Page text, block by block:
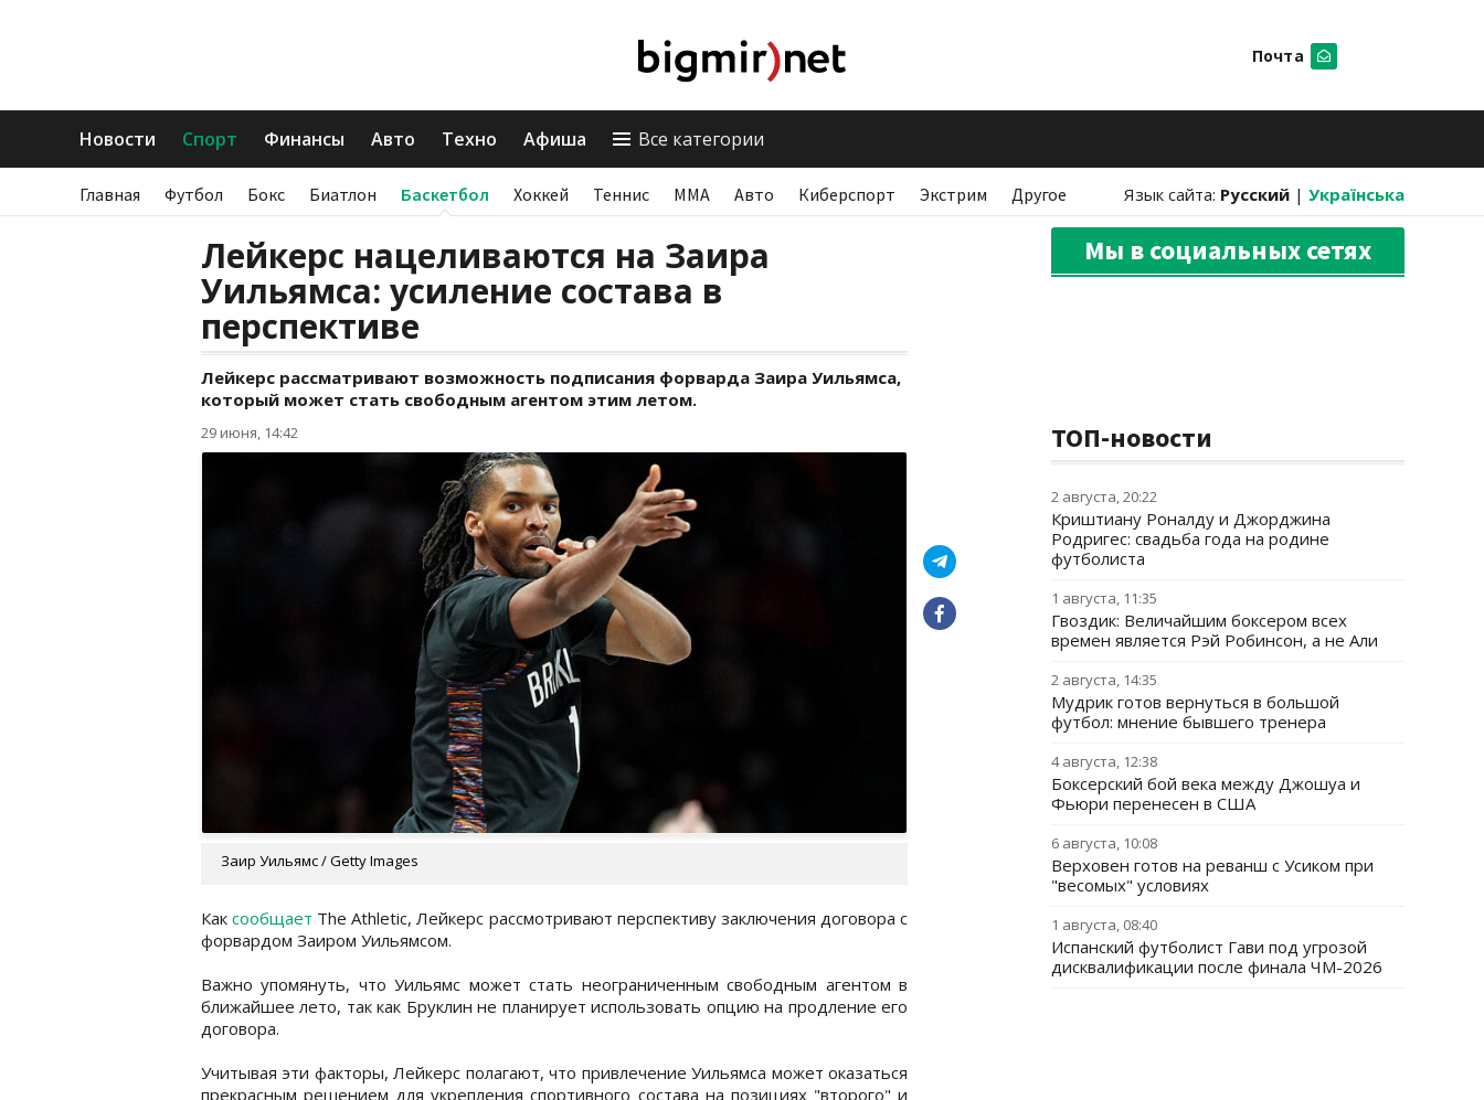
Почта
Новости Спорт Финансы Авто Техно Афиша Все категории
Главная Футбол Бокс Биатлон Баскетбол Хоккей Теннис ММА Авто Киберспорт Экстрим Другое Язык сайта: Русский | Українська
Лейкерс нацеливаются на Заира
Уильямса: усиление состава в
перспективе
Лейкерс рассматривают возможность подписания форварда Заира Уильямса,
который может стать свободным агентом этим летом.
29 июня, 14:42
Заир Уильямс / Getty Images
Каксообщает The Athletic, Лейкерс рассмотривают перспективу заключения договора с
форвардом Заиром Уильямсом.
Важно упомянуть, что Уильямс может стать неограниченным свободным агентом в
ближайшее лето, так как Бруклин не планирует использовать опцию на продление его
договора.
Учитывая эти факторы, Лейкерс полагают, что привлечение Уильямса может оказаться
прекрасным решением для укрепления спортивного состава на позициях "второго" и
Мы в социальных сетях
ТОП-новости
2 августа, 20:22
Криштиану Роналду и Джорджина
Родригес: свадьба года на родине
футболиста
1 августа, 11:35
Гвоздик: Величайшим боксером всех
времен является Рэй Робинсон, а не Али
2 августа, 14:35
Мудрик готов вернуться в большой
футбол: мнение бывшего тренера
4 августа, 12:38
Боксерский бой века между Джошуа и
Фьюри перенесен в США
6 августа, 10:08
Верховен готов на реванш с Усиком при
"весомых" условиях
1 августа, 08:40
Испанский футболист Гави под угрозой
дисквалификации после финала ЧМ-2026